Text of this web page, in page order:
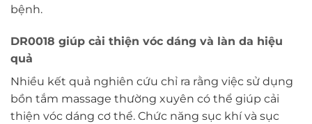
bệnh.
DR0018 giúp cải thiện vóc dáng và làn da hiệu
quả
Nhiều kết quả nghiên cứu chỉ ra rằng việc sử dụng
bồn tắm massage thường xuyên có thể giúp cải
thiện vóc dáng cơ thể. Chức năng sục khí và sục